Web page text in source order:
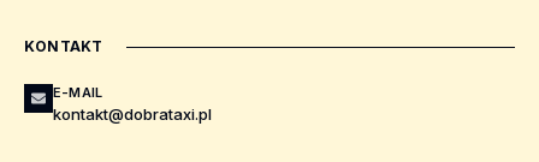
KONTAKT
E-MAIL
kontakt@dobrataxi.pl